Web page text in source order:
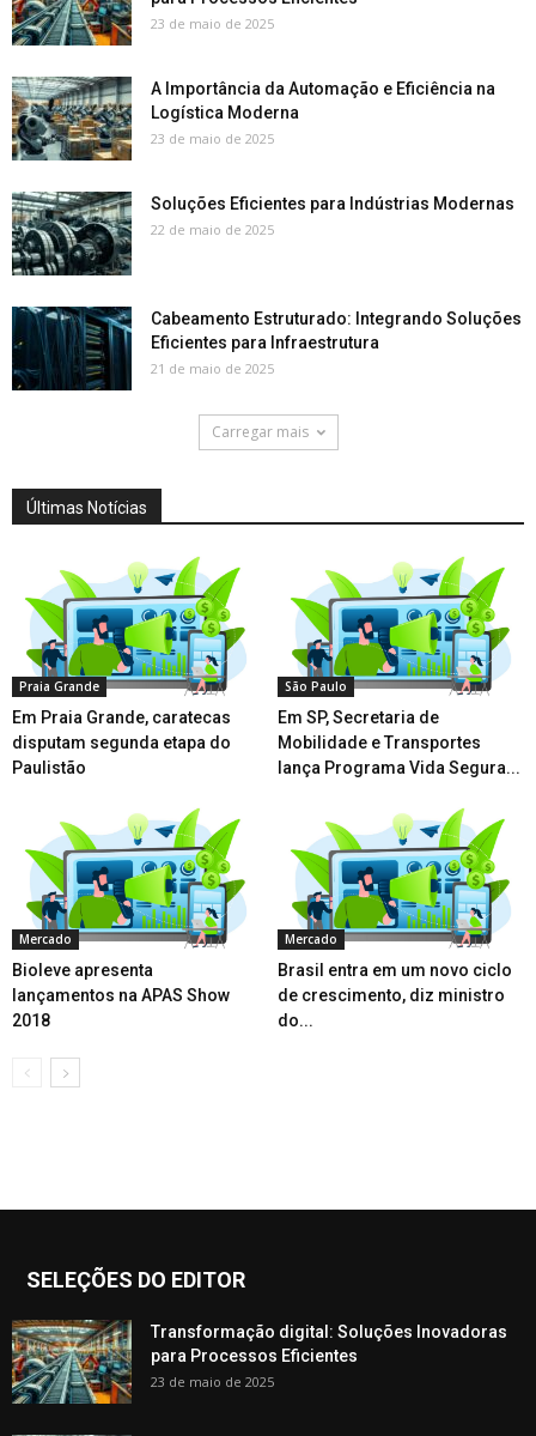
23 de maio de 2025
A Importância da Automação e Eficiência na
Logística Moderna
23 de maio de 2025
Soluções Eficientes para Indústrias Modernas
22 de maio de 2025
Cabeamento Estruturado: Integrando Soluções
Eficientes para Infraestrutura
21 de maio de 2025
Carregar mais
Últimas Notícias
Praia Grande
Em Praia Grande, caratecas
disputam segunda etapa do
Paulistão
São Paulo
Em SP, Secretaria de
Mobilidade e Transportes
lança Programa Vida Segura...
Mercado
Bioleve apresenta
lançamentos na APAS Show
2018
Mercado
Brasil entra em um novo ciclo
de crescimento, diz ministro
do...
SELEÇÕES DO EDITOR
Transformação digital: Soluções Inovadoras
para Processos Eficientes
23 de maio de 2025